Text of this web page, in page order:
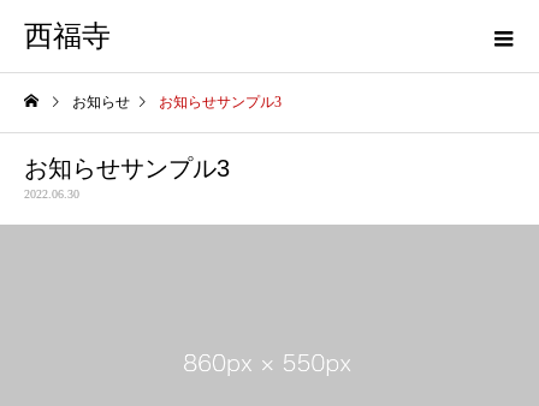
西福寺
お知らせ お知らせサンプル3
お知らせサンプル3
2022.06.30